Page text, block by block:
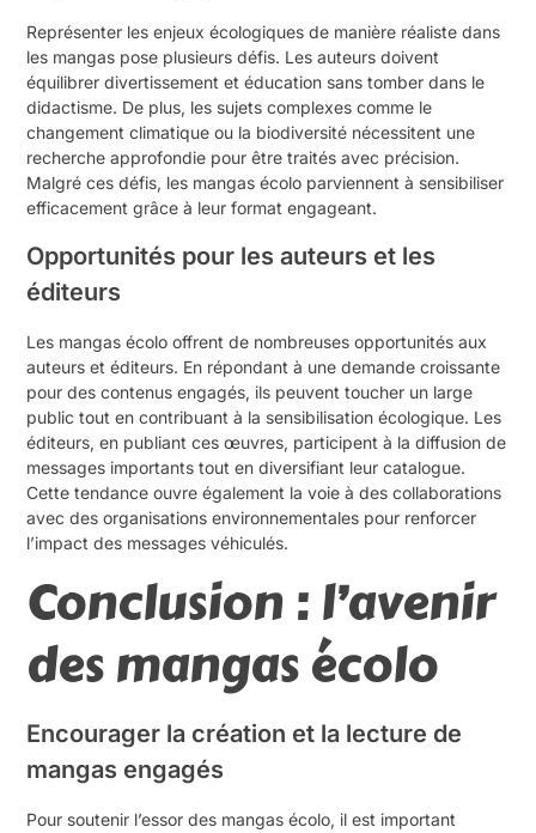
Représenter les enjeux écologiques de manière réaliste dans
les mangas pose plusieurs défis. Les auteurs doivent
équilibrer divertissement et éducation sans tomber dans le
didactisme. De plus, les sujets complexes comme le
changement climatique ou la biodiversité nécessitent une
recherche approfondie pour être traités avec précision.
Malgré ces défis, les mangas écolo parviennent à sensibiliser
efficacement grâce à leur format engageant.
Opportunités pour les auteurs et les
éditeurs
Les mangas écolo offrent de nombreuses opportunités aux
auteurs et éditeurs. En répondant à une demande croissante
pour des contenus engagés, ils peuvent toucher un large
public tout en contribuant à la sensibilisation écologique. Les
éditeurs, en publiant ces œuvres, participent à la diffusion de
messages importants tout en diversifiant leur catalogue.
Cette tendance ouvre également la voie à des collaborations
avec des organisations environnementales pour renforcer
l’impact des messages véhiculés.
Conclusion : l’avenir
des mangas écolo
Encourager la création et la lecture de
mangas engagés
Pour soutenir l’essor des mangas écolo, il est important